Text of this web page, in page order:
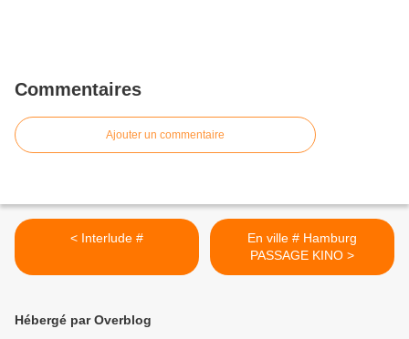
Commentaires
Ajouter un commentaire
< Interlude #
En ville # Hamburg
PASSAGE KINO >
Hébergé par Overblog